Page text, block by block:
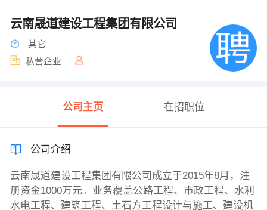
云南晟道建设工程集团有限公司
其它
私营企业
公司主页 在招职位
公司介绍
云南晟道建设工程集团有限公司成立于2015年8月，注
册资金1000万元。业务覆盖公路工程、市政工程、水利
水电工程、建筑工程、土石方工程设计与施工、建设机